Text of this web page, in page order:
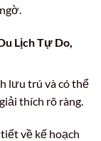
Lịch Tự Do,
lưu trú và có thể
thích rõ ràng.
về kế hoạch